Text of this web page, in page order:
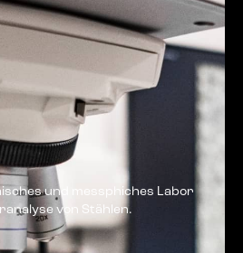
und messphiches Labor
von Stählen.